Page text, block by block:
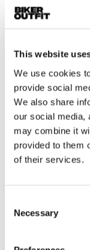
This website
We use cookies
provide social
We also share
our social media,
may combine it
provided to them
of their services.
Selection
Necessary
Motorpak heren
Motorhelm heren
Motorlaarzen heren
Motorschoenen
Motorkleding
Motorbroek dames